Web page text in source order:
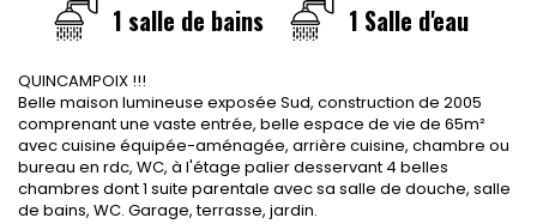
1 salle de bains
1 Salle d'eau
QUINCAMPOIX !!!
Belle maison lumineuse exposée Sud, construction de 2005
comprenant une vaste entrée, belle espace de vie de 65m²
avec cuisine équipée-aménagée, arrière cuisine, chambre ou
bureau en rdc, WC, à l'étage palier desservant 4 belles
chambres dont 1 suite parentale avec sa salle de douche, salle
de bains, WC. Garage, terrasse, jardin.